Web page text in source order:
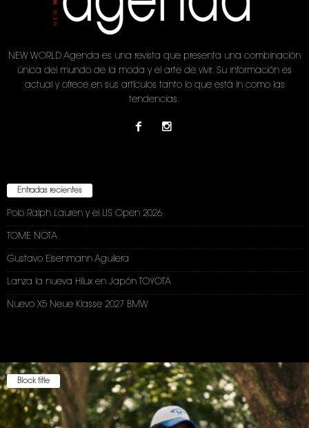
NEW WORLD Agenda es una revista que presenta una combinación
única del mundo de la moda y el arte de vivir. Su información es
actual y ofrece en sus artículos tanto lo que está in como las
tendencias.
Entradas recientes
Polo Ralph Lauren y el US Open 2026
TOME NOTA
Gustavo Eisenmann Aguilera
Lanza la nueva Hilux en Japón TOYOTA
Nuevo X5 Neue Klasse 2027 BMW
Block title